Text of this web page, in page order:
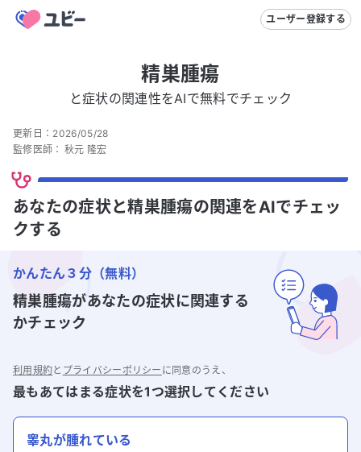
ユーザー登録する
精巣腫瘍
と症状の関連性をAIで無料でチェック
更新日： 2026/05/28
監修医師： 秋元 隆宏
あなたの症状と精巣腫瘍の関連をAIでチェッ
クする
かんたん３分（無料）
精巣腫瘍があなたの症状に関連する
かチェック
利用規約と プライバシーポリシー に同意のうえ、
最もあてはまる症状を1つ選択してください
睾丸が腫れている